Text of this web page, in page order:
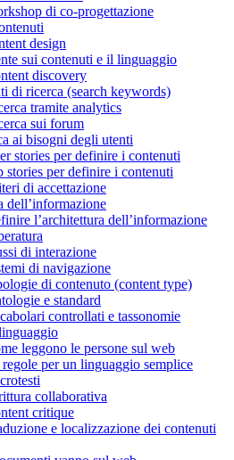
di co-progettazione
design
sui contenuti e il linguaggio
discovery
di ricerca (search keywords)
tramite analytics
sui forum
ai bisogni degli utenti
stories per definire i contenuti
stories per definire i contenuti
di accettazione
dell’informazione
l’architettura dell’informazione
di interazione
di navigazione
di contenuto (content type)
e standard
controllati e tassonomie
leggono le persone sul web
per un linguaggio semplice
collaborativa
critique
e localizzazione dei contenuti